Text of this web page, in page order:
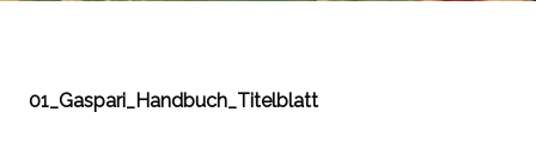
01_Gaspari_Handbuch_Titelblatt